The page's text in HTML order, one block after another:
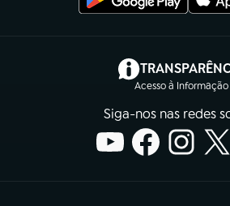
Acesso à Informação
(abre
Siga-nos nas redes